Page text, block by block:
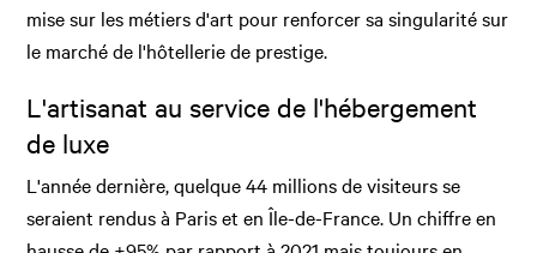
mise sur les métiers d'art pour renforcer sa singularité sur
le marché de l'hôtellerie de prestige.
L'artisanat au service de l'hébergement
de luxe
L'année dernière, quelque 44 millions de visiteurs se
seraient rendus à Paris et en Île-de-France. Un chiffre en